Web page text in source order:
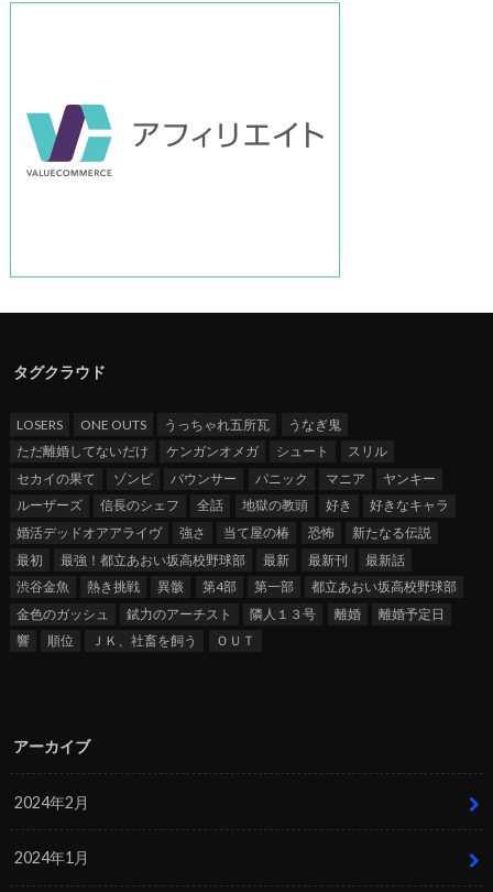
タグクラウド
LOSERS ONE OUTS うっちゃれ五所瓦
うなぎ鬼
ただ離婚してないだけ
ケンガンオメガ シュート
スリル
セカイの果て
ゾンビ バウンサー パニック マニア
ヤンキー
ルーザーズ
信長のシェフ 全話 地獄の教頭 好き
好きなキャラ
婚活デッドオアアライヴ
強さ 当て屋の椿 恐怖
新たなる伝説
最初
最強！都立あおい坂高校野球部 最新 最新刊
最新話
渋谷金魚
熱き挑戦 異骸 第4部 第一部
都立あおい坂高校野球部
金色のガッシュ
錻力のアーチスト 隣人１３号 離婚
離婚予定日
響
順位 ＪＫ、社畜を飼う ＯＵＴ
アーカイブ
2024年2月
2024年1月